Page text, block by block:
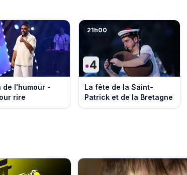
de l'humour -
rire
21h00
La fête de la Saint-
Patrick et de la Bretagne